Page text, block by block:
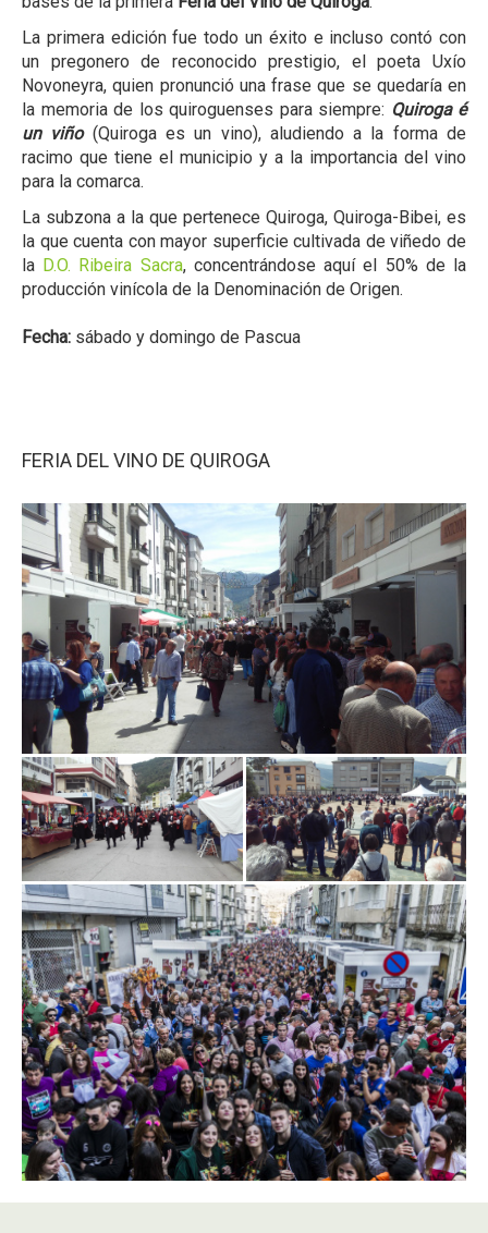
La primera edición fue todo un éxito e incluso contó con
un pregonero de reconocido prestigio, el poeta Uxío
Novoneyra, quien pronunció una frase que se quedaría en
la memoria de los quiroguenses para siempre: Quiroga é
un viño (Quiroga es un vino), aludiendo a la forma de
racimo que tiene el municipio y a la importancia del vino
para la comarca.
La subzona a la que pertenece Quiroga, Quiroga-Bibei, es
la que cuenta con mayor superficie cultivada de viñedo de
la D.O. Ribeira Sacra, concentrándose aquí el 50% de la
producción vinícola de la Denominación de Origen.
Fecha: sábado y domingo de Pascua
FERIA DEL VINO DE QUIROGA